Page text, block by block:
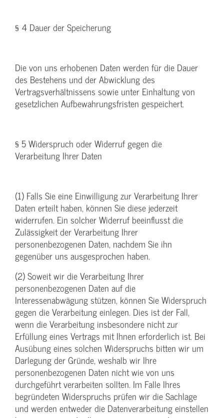
§ 4 Dauer der Speicherung
Die von uns erhobenen Daten werden für die Dauer
des Bestehens und der Abwicklung des
Vertragsverhältnissens sowie unter Einhaltung von
gesetzlichen Aufbewahrungsfristen gespeichert.
§ 5 Widerspruch oder Widerruf gegen die
Verarbeitung Ihrer Daten
(1) Falls Sie eine Einwilligung zur Verarbeitung Ihrer
Daten erteilt haben, können Sie diese jederzeit
widerrufen. Ein solcher Widerruf beeinflusst die
Zulässigkeit der Verarbeitung Ihrer
personenbezogenen Daten, nachdem Sie ihn
gegenüber uns ausgesprochen haben.
(2) Soweit wir die Verarbeitung Ihrer
personenbezogenen Daten auf die
Interessenabwägung stützen, können Sie Widerspruch
gegen die Verarbeitung einlegen. Dies ist der Fall,
wenn die Verarbeitung insbesondere nicht zur
Erfüllung eines Vertrags mit Ihnen erforderlich ist. Bei
Ausübung eines solchen Widerspruchs bitten wir um
Darlegung der Gründe, weshalb wir Ihre
personenbezogenen Daten nicht wie von uns
durchgeführt verarbeiten sollten. Im Falle Ihres
begründeten Widerspruchs prüfen wir die Sachlage
und werden entweder die Datenverarbeitung einstellen